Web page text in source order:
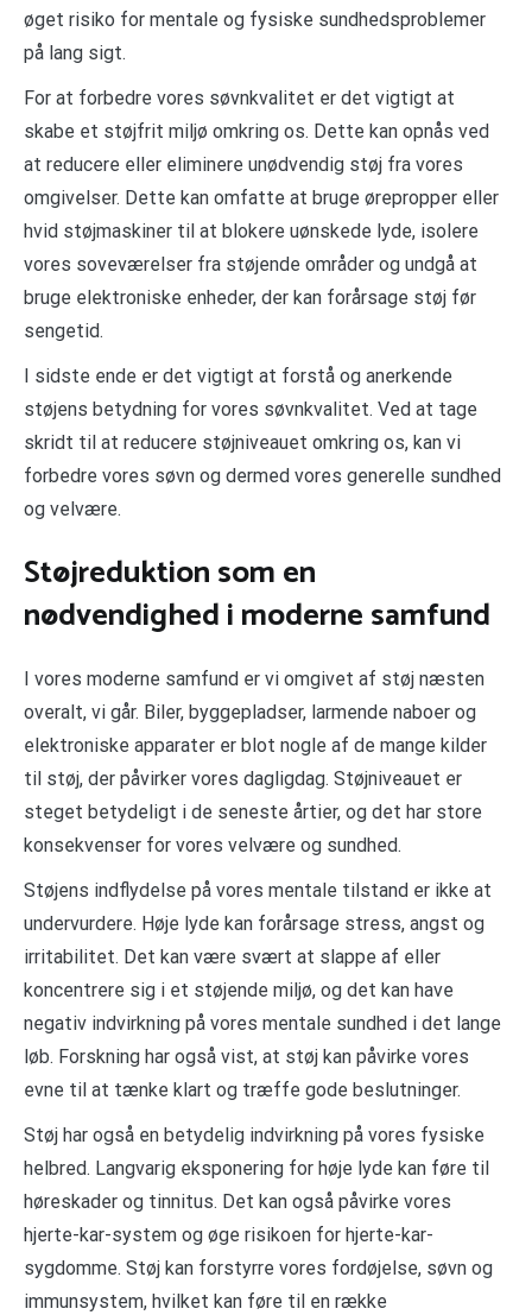
øget risiko for mentale og fysiske sundhedsproblemer
på lang sigt.
For at forbedre vores søvnkvalitet er det vigtigt at
skabe et støjfrit miljø omkring os. Dette kan opnås ved
at reducere eller eliminere unødvendig støj fra vores
omgivelser. Dette kan omfatte at bruge ørepropper eller
hvid støjmaskiner til at blokere uønskede lyde, isolere
vores soveværelser fra støjende områder og undgå at
bruge elektroniske enheder, der kan forårsage støj før
sengetid.
I sidste ende er det vigtigt at forstå og anerkende
støjens betydning for vores søvnkvalitet. Ved at tage
skridt til at reducere støjniveauet omkring os, kan vi
forbedre vores søvn og dermed vores generelle sundhed
og velvære.
Støjreduktion som en
nødvendighed i moderne samfund
I vores moderne samfund er vi omgivet af støj næsten
overalt, vi går. Biler, byggepladser, larmende naboer og
elektroniske apparater er blot nogle af de mange kilder
til støj, der påvirker vores dagligdag. Støjniveauet er
steget betydeligt i de seneste årtier, og det har store
konsekvenser for vores velvære og sundhed.
Støjens indflydelse på vores mentale tilstand er ikke at
undervurdere. Høje lyde kan forårsage stress, angst og
irritabilitet. Det kan være svært at slappe af eller
koncentrere sig i et støjende miljø, og det kan have
negativ indvirkning på vores mentale sundhed i det lange
løb. Forskning har også vist, at støj kan påvirke vores
evne til at tænke klart og træffe gode beslutninger.
Støj har også en betydelig indvirkning på vores fysiske
helbred. Langvarig eksponering for høje lyde kan føre til
høreskader og tinnitus. Det kan også påvirke vores
hjerte-kar-system og øge risikoen for hjerte-kar-
sygdomme. Støj kan forstyrre vores fordøjelse, søvn og
immunsystem, hvilket kan føre til en række